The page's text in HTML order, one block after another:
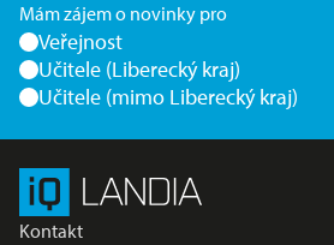
Mám zájem o novinky pro
Veřejnost
Učitele (Liberecký kraj)
Učitele (mimo Liberecký kraj)
Kontakt